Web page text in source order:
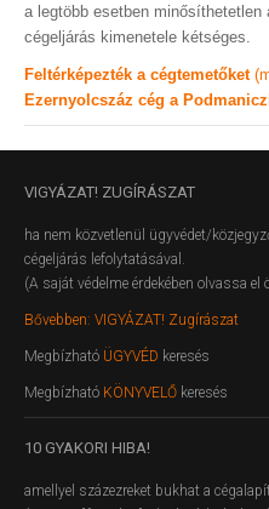
a legtöbb esetben
cégeljárás kimenetele kétséges.
Feltérképezték a cégtemetőket
Ezernyolcszáz cég a
VIGYÁZAT! ZUGÍRÁSZAT
ha nem közvetlenül ügyvédet/
cégeljárás lefolytatásával.
(A saját védelme érdekében olvassa
Bővebben: VIGYÁZAT! Zugírászat
Megbízható ÜGYVÉD keresés
Megbízható KÖNYVELŐ keresés
10 GYAKORI HIBA!
amellyel százezreket bukhat a